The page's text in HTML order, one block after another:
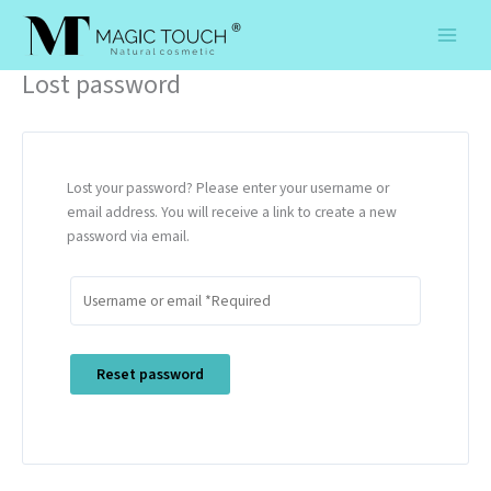
content
Lost password
Lost your password? Please enter your username or
email address. You will receive a link to create a new
password via email.
Reset password